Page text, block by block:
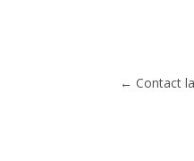
←Contact la